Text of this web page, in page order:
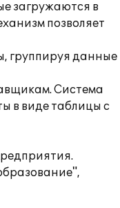
загружаются в
позволяет
группируя данные
Система
в виде таблицы с